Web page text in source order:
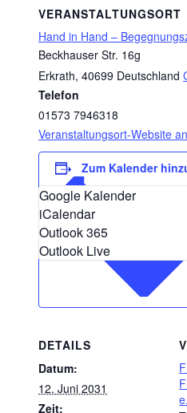
VERANSTALTUNGSORT
Hand in Hand –
Beckhauser Str. 16g
Erkrath, 40699 Deutschland
Telefon
01573 7946318
Veranstaltungsort-Website
Zum Kalender
Google Kalender
iCalendar
Outlook 365
Outlook Live
DETAILS
Datum:
12. Juni 2031
Zeit: